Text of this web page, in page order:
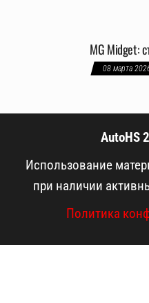
MG Midget:
08 марта
AutoHS
Использование
при наличии
Политика